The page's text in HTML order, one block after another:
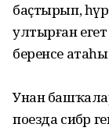
баҫтырып,
ултырған егет
беренсе
Унан
поезда сибәр